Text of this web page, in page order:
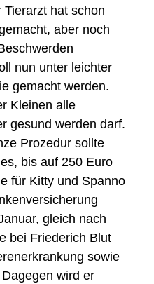
hat schon
aber noch
nun unter leichter
gemacht werden.
Kleinen alle
gesund werden darf.
Prozedur sollte
bis auf 250 Euro
für Kitty und Spanno
gleich nach
bei Friederich Blut
sowie
wird er